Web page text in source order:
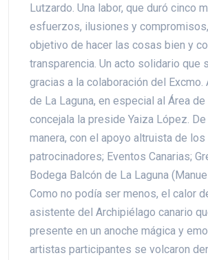
Lutzardo. Una labor, que duró cinco
esfuerzos, ilusiones y
objetivo de hacer las cosas bien y
transparencia. Un acto solidario que
gracias a la colaboración del Excmo.
de La Laguna, en especial al Área de
concejala la preside Yaiza López.
manera, con el apoyo altruista de los
patrocinadores; Eventos Canarias;
Bodega Balcón de La Laguna
Como no podía ser menos, el calor
asistente del Archipiélago canario
presente en un anoche mágica y
artistas participantes se volcaron